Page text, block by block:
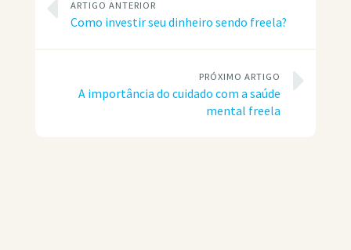
ARTIGO ANTERIOR
Como investir seu dinheiro sendo freela?
PRÓXIMO ARTIGO
A importância do cuidado com a saúde
mental freela